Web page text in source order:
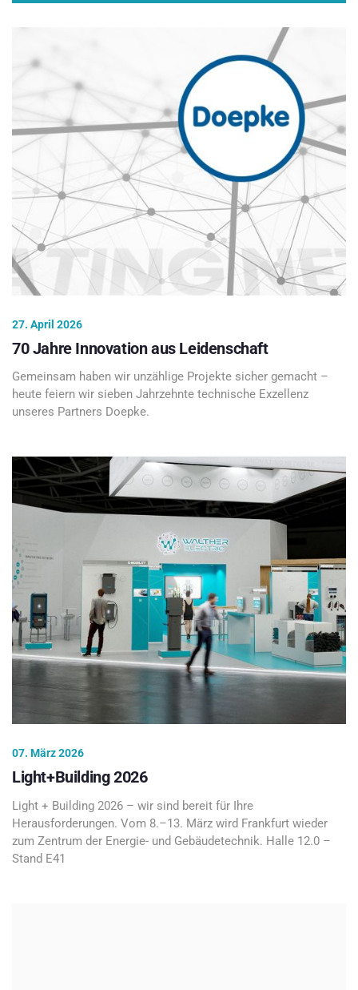
27. April 2026
70 Jahre Innovation aus Leidenschaft
Gemeinsam haben wir unzählige Projekte sicher gemacht –
heute feiern wir sieben Jahrzehnte technische Exzellenz
unseres Partners Doepke.
07. März 2026
Light+Building 2026
Light + Building 2026 – wir sind bereit für Ihre
Herausforderungen. Vom 8.–13. März wird Frankfurt wieder
zum Zentrum der Energie- und Gebäudetechnik. Halle 12.0 –
Stand E41